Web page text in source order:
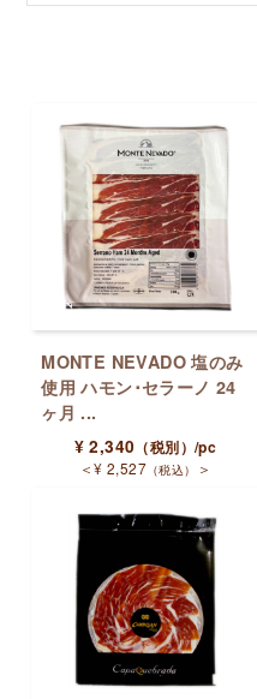
MONTE NEVADO 塩のみ
使用 ハモン･セラーノ 24
ヶ月 ...
¥ 2,340 （税別）/pc
＜¥ 2,527 （税込） ＞